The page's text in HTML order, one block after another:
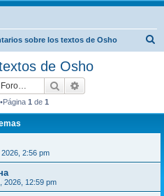
sobre los textos de Osho
de Osho
Buscar
1 de 1
2:56 pm
2026, 12:59 pm